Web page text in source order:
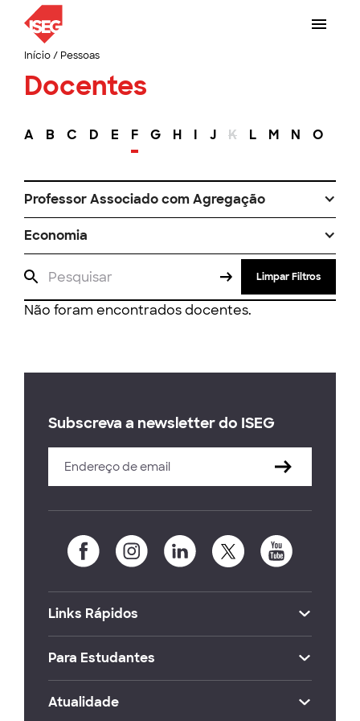
Início/ Pessoas
Docentes
A B C D E F G H I J K L M N O
Professor Associado com Agregação
Economia
Limpar Filtros
Não foram encontrados docentes.
Subscreva a newsletter do ISEG
Links Rápidos
Para Estudantes
Atualidade